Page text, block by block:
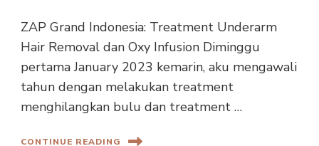
ZAP Grand Indonesia: Treatment Underarm
Hair Removal dan Oxy Infusion Diminggu
pertama January 2023 kemarin, aku mengawali
tahun dengan melakukan treatment
menghilangkan bulu dan treatment …
CONTINUE READING